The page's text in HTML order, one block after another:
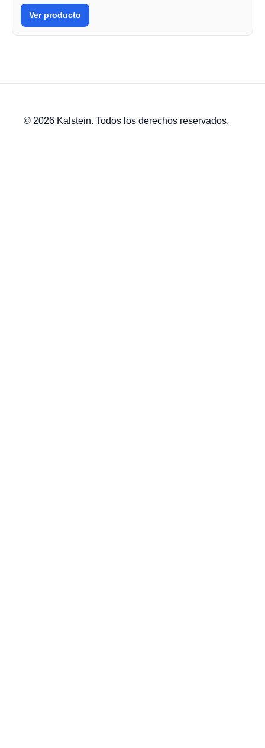
Ver producto
© 2026 Kalstein. Todos los derechos reservados.